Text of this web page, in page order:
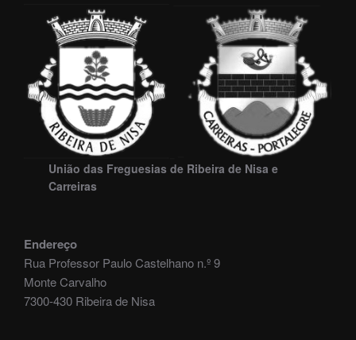
União das Freguesias de Ribeira de Nisa e
Carreiras
Endereço
Rua Professor Paulo Castelhano n.º 9
Monte Carvalho
7300-430 Ribeira de Nisa